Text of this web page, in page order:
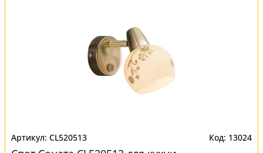
CL520513 13024